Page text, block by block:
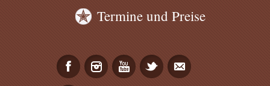
Termine und Preise